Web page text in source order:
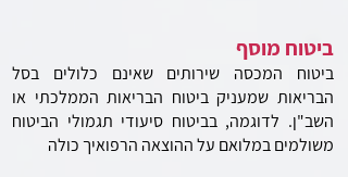
ביטוח מוסף
ביטוח המכסה שירותים שאינם כלולים בסל
הבריאות שמעניק ביטוח הבריאות הממלכתי או
השב"ן. לדוגמה, בביטוח סיעודי תגמולי הביטוח
משולמים במלואם על ההוצאה הרפואיך כולה